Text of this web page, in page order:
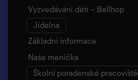
Vyzvedávání dětí – Bellhop
Jídelna
Základní informace
Naše meníčka
Školní poradenské pracoviště